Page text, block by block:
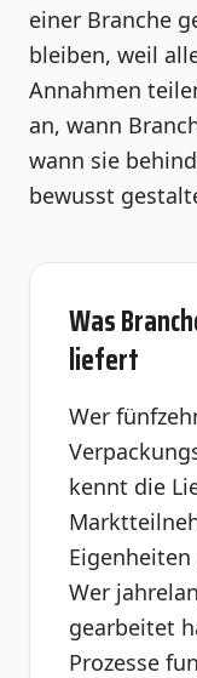
einer Branche
bleiben, weil
Annahmen
an, wann
wann sie
bewusst
Was
liefert
Wer
kennt die
Wer
gearbeitet
Prozesse